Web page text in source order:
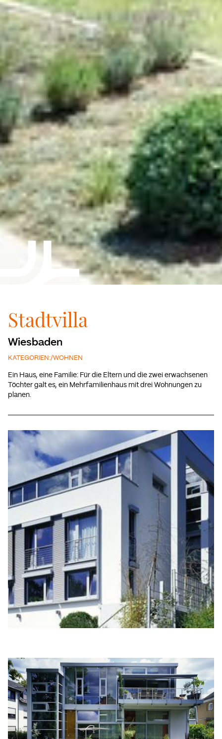
Stadtvilla
Wiesbaden
KATEGORIEN:/WOHNEN
Ein Haus, eine Familie: Für die Eltern und die zwei erwachsenen
Töchter galt es, ein Mehrfamilienhaus mit drei Wohnungen zu
planen.